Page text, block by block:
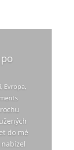
, Evropa,
do mé